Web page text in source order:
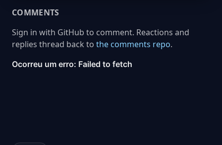
COMMENTS
Sign in with GitHub to comment. Reactions and
replies thread back to the comments repo.